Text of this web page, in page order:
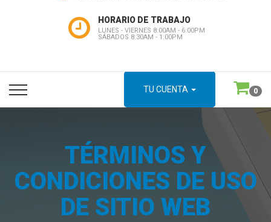
HORARIO DE TRABAJO
LUNES - VIERNES 8:00AM - 6:00PM
SÁBADOS 8:30AM - 1:00PM
TU CUENTA 0
TÉRMINOS Y
CONDICIONES DE USO
DE SITIO WEB